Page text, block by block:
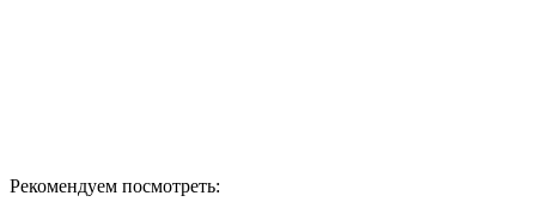
Рекомендуем посмотреть: